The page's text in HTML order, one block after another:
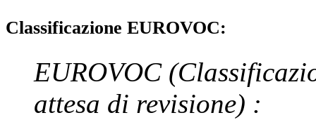
Classificazione EUROVOC:
EUROVOC
attesa di revisione) :